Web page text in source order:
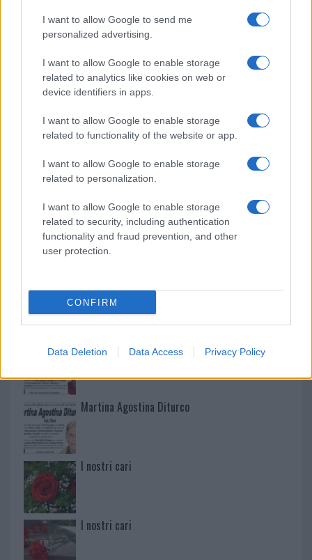
I want to allow Google to send me
personalized advertising.
I want to allow Google to enable storage
related to analytics like cookies on web or
device identifiers in apps.
I want to allow Google to enable storage
related to functionality of the website or app.
I want to allow Google to enable storage
related to personalization.
I want to allow Google to enable storage
related to security, including authentication
functionality and fraud prevention, and other
user protection.
CONFIRM
Data Deletion Data Access Privacy Policy
arresti e 135 denunce
NECROLOGIE
Mario Malu
Paolo Pinna
Martina Agostina Diturco
I nostri cari
I nostri cari